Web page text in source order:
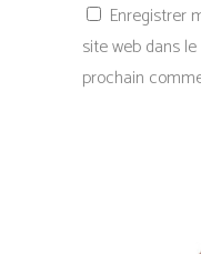
Enregistrer
site web dans
prochain